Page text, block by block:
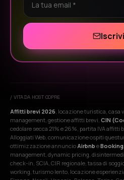
/ VITA DA HOST COPRE
Affitti brevi 2026, locazione turistica, casa
management, gestione affitti brevi, CIN
cedolare secca 21% e 26%, partita IVA affitti
Alloggiati Web, comunicazione ospiti
ottimizzazione annuncioAirbnb e
management, dynamic pricing,
check-in, SCIA, CIR regionale, tassa di
working, turismo lento, locazione